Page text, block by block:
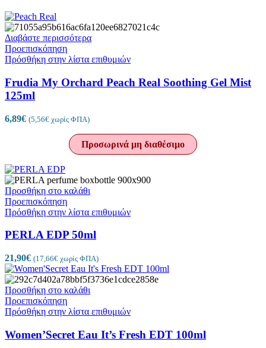
Διαβάστε περισσότερα
Προεπισκόπηση
Πρόσθήκη στην λίστα επιθυμιών
Frudia My Orchard Peach Real Soothing Gel Mist
125ml
6,89€ (5,56€ χωρίς ΦΠΑ)
Προσωρινά μη διαθέσιμο
Προσθήκη στο καλάθι
Προεπισκόπηση
Πρόσθήκη στην λίστα επιθυμιών
PERLA EDP 50ml
21,90€ (17,66€ χωρίς ΦΠΑ)
Προσθήκη στο καλάθι
Προεπισκόπηση
Πρόσθήκη στην λίστα επιθυμιών
Women’Secret Eau It’s Fresh EDT 100ml